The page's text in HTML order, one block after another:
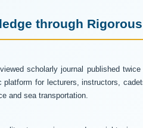
through
scholarly journal published
platform for lecturers, instructors,
and sea transportation.